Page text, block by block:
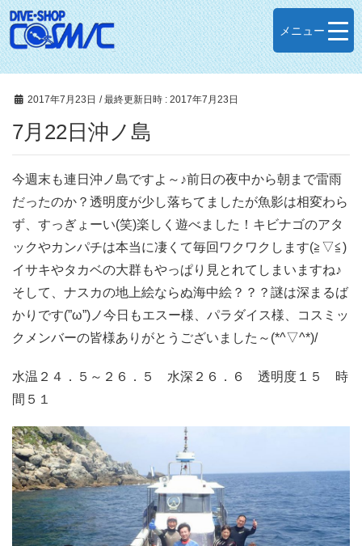
メニュー
2017年7月23日 / 最終更新日時 : 2017年7月23日
7月22日沖ノ島
今週末も連日沖ノ島ですよ～♪前日の夜中から朝まで雷雨
だったのか？透明度が少し落ちてましたが魚影は相変わら
ず、すっぎょーい(笑)楽しく遊べました！キビナゴのアタ
ックやカンパチは本当に凄くて毎回ワクワクします(≧▽≦)
イサキやタカベの大群もやっぱり見とれてしまいますね♪
そして、ナスカの地上絵ならぬ海中絵？？？謎は深まるば
かりです(”ω”)ノ今日もエスー様、パラダイス様、コスミッ
クメンバーの皆様ありがとうございました～(*^▽^*)/
水温２４．５～２６．５ 水深２６．６ 透明度１５ 時
間５１